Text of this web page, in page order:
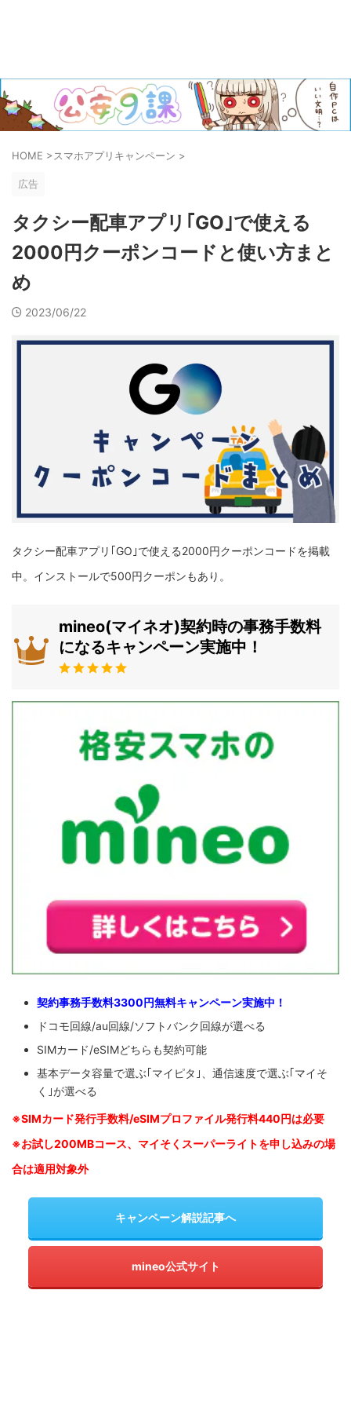
HOME >スマホアプリキャンペーン >
広告
タクシー配車アプリ｢GO｣で使える
2000円クーポンコードと使い方まと
め
2023/06/22
タクシー配車アプリ｢GO｣で使える2000円クーポンコードを掲載
中。インストールで500円クーポンもあり。
mineo(マイネオ)契約時の事務手数料
になるキャンペーン実施中！
契約事務手数料3300円無料キャンペーン実施中！
ドコモ回線/au回線/ソフトバンク回線が選べる
SIMカード/eSIMどちらも契約可能
基本データ容量で選ぶ｢マイピタ｣、通信速度で選ぶ｢マイそ
く｣が選べる
※SIMカード発行手数料/eSIMプロファイル発行料440円は必要
※お試し200MBコース、マイそくスーパーライトを申し込みの場
合は適用対象外
キャンペーン解説記事へ
mineo公式サイト